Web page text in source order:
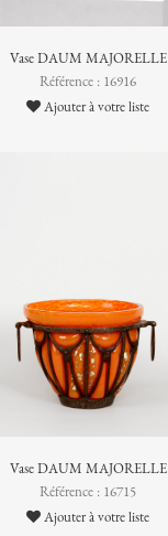
Vase DAUM MAJORELLE
Référence : 16916
Ajouter à votre liste
Vase DAUM MAJORELLE
Référence : 16715
Ajouter à votre liste